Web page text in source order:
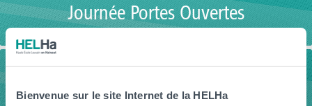
Bienvenue sur le site Internet de la HELHa
Journée Portes Ouvertes